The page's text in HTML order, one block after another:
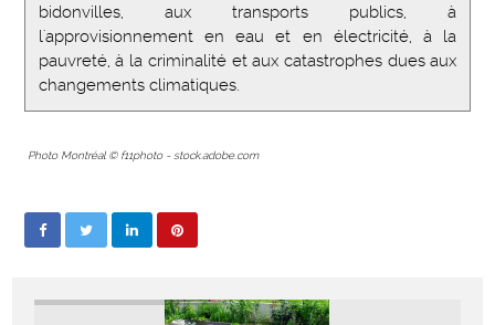
bidonvilles, aux transports publics, à
l'approvisionnement en eau et en électricité, à la
pauvreté, à la criminalité et aux catastrophes dues aux
changements climatiques.
Photo Montréal © f11photo - stock.adobe.com